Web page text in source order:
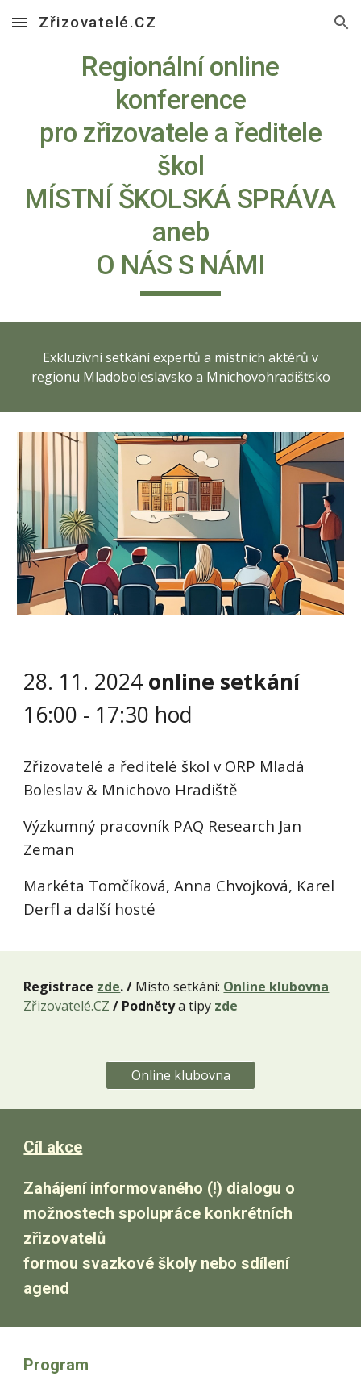
Skip to main content Skip to navigation
Zřizovatelé.CZ
Regionální online
konference
pro zřizovatele a ředitele
škol
MÍSTNÍ ŠKOLSKÁ SPRÁVA
aneb
O NÁS S NÁMI
Exkluzivní setkání expertů a místních aktérů v
regionu Mladoboleslavsko a Mnichovohradišťsko
28. 11. 2024 online setkání
16:00 - 17:30 hod
Zřizovatelé a ředitelé škol v ORP Mladá
Boleslav & Mnichovo Hradiště
Výzkumný pracovník PAQ Research Jan
Zeman
Markéta Tomčíková, Anna Chvojková, Karel
Derfl a další hosté
Registrace zde. / Místo setkání: Online klubovna
Zřizovatelé.CZ / Podnětya tipy zde
Online klubovna
Cíl akce
Zahájení informovaného (!) dialogu o
možnostech spolupráce konkrétních
zřizovatelů
formou svazkové školy nebo sdílení
agend
Program